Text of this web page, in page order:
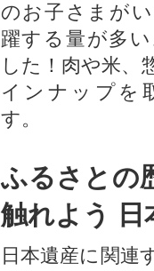
のお子さまが
躍する量が多
した！肉や米、
インナップを
す。
ふるさとの
触れよう 日
日本遺産に関連